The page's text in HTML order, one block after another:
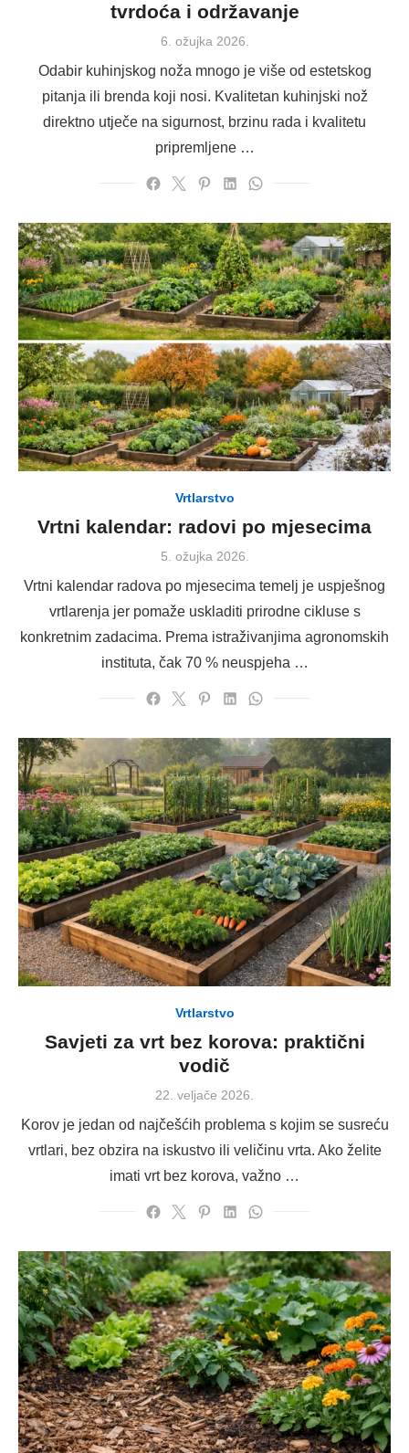
tvrdoća i održavanje
Posted
6. ožujka 2026.
Odabir kuhinjskog noža mnogo je više od estetskog
pitanja ili brenda koji nosi. Kvalitetan kuhinjski nož
direktno utječe na sigurnost, brzinu rada i kvalitetu
pripremljene …
Vrtlarstvo
Vrtni kalendar: radovi po mjesecima
Posted
5. ožujka 2026.
Vrtni kalendar radova po mjesecima temelj je uspješnog
vrtlarenja jer pomaže uskladiti prirodne cikluse s
konkretnim zadacima. Prema istraživanjima agronomskih
instituta, čak 70 % neuspjeha …
Vrtlarstvo
Savjeti za vrt bez korova: praktični
vodič
Posted
22. veljače 2026.
Korov je jedan od najčešćih problema s kojim se susreću
vrtlari, bez obzira na iskustvo ili veličinu vrta. Ako želite
imati vrt bez korova, važno …